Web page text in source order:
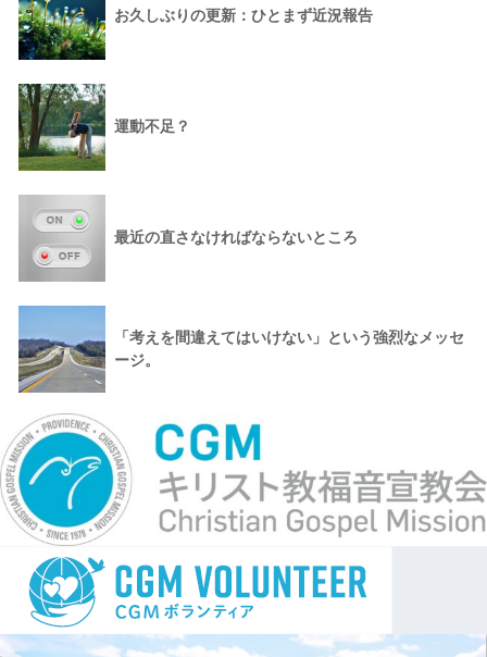
お久しぶりの更新：ひとまず近況報告
運動不足？
最近の直さなければならないところ
「考えを間違えてはいけない」という強烈なメッセ
ージ。